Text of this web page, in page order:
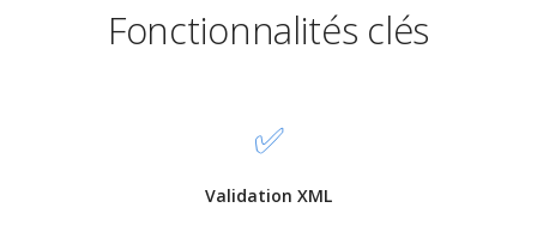
Fonctionnalités clés
✅
Validation XML